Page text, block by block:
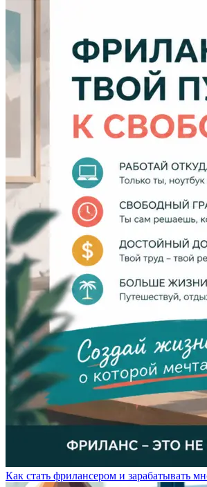
Как стать фрилансером и зарабатывать